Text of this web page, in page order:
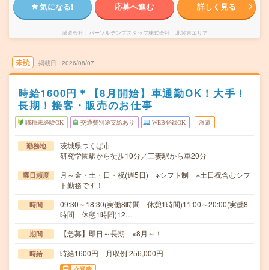
気になる! 応募へ進む 詳しく見る
派遣会社 パーソルテンプスタッフ株式会社 北関東エリア
未読 掲載日 2026/08/07
時給1600円＊【8月開始】車通勤OK！大手！
長期！接客・販売のお仕事
職種未経験OK 交通費別途支給あり WEB登録OK 派遣
勤務地
茨城県つくば市
研究学園駅から徒歩10分／三妻駅から車20分
曜日頻度
月～金・土・日・祝(週5日) ※シフト制 ※土日祝含むシフ
ト勤務です！
時間
09:30～18:30(実働8時間 休憩1時間)11:00～20:00(実働8
時間 休憩1時間)12…
期間 【急募】即日～長期 ※8月～！
時給 時給1600円 月収例 256,000円